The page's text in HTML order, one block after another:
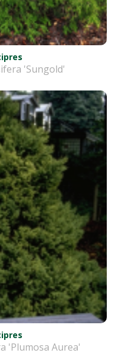
'Sungold'
'Plumosa Aurea'